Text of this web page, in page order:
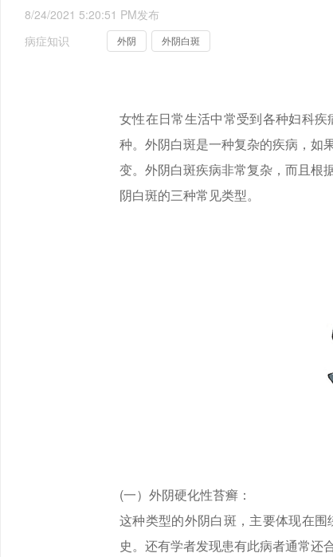
8/24/2021 5:20:51 PM发布
病症知识
外阴 外阴白斑
女性在日常生活中常受到各种妇科
种。外阴白斑是一种复杂的疾病，如
变。外阴白斑疾病非常复杂，而且根
阴白斑的三种常见类型。
(一）外阴硬化性苔癣：
这种类型的外阴白斑，主要体现在
史。还有学者发现患有此病者通常还